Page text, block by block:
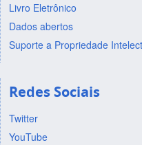
Livro Eletrônico
Dados abertos
Suporte a Propriedade
Redes Sociais
Twitter
YouTube